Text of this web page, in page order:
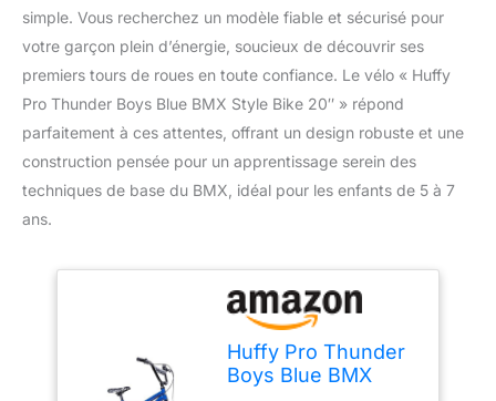
simple. Vous recherchez un modèle fiable et sécurisé pour
votre garçon plein d’énergie, soucieux de découvrir ses
premiers tours de roues en toute confiance. Le vélo « Huffy
Pro Thunder Boys Blue BMX Style Bike 20″ » répond
parfaitement à ces attentes, offrant un design robuste et une
construction pensée pour un apprentissage serein des
techniques de base du BMX, idéal pour les enfants de 5 à 7
ans.
Huffy Pro Thunder
Boys Blue BMX